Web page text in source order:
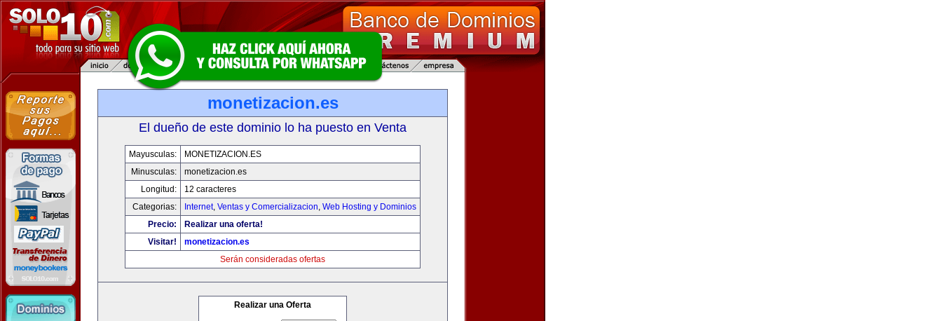
monetizacion.es
El dueño de este dominio lo ha puesto en Venta
Mayusculas:
MONETIZACION.ES
Minusculas:
monetizacion.es
Longitud:
12 caracteres
Categorias:
Internet, Ventas y Comercializacion, Web Hosting y Dominios
Precio:
Realizar una oferta!
Visitar!
monetizacion.es
Serán consideradas ofertas
Realizar una Oferta